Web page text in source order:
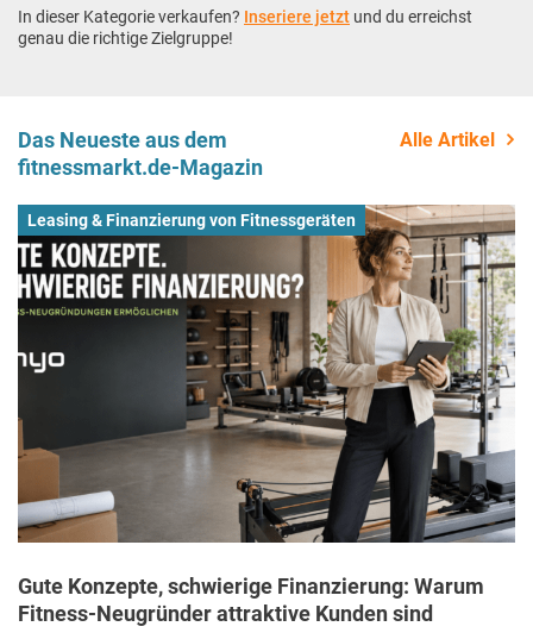
In dieser Kategorie verkaufen? Inseriere jetzt und du erreichst
genau die richtige Zielgruppe!
Das Neueste aus dem
fitnessmarkt.de-Magazin
Alle Artikel
Leasing & Finanzierung von Fitnessgeräten
Gute Konzepte, schwierige Finanzierung: Warum
Fitness-Neugründer attraktive Kunden sind